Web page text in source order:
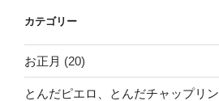
カテゴリー
お正月 (20)
とんだピエロ、とんだチャップリン